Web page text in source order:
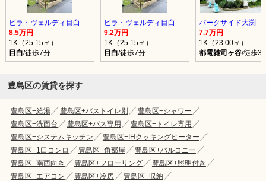
ビラ・ヴェルディ目白
8.5万円
1K（25.15㎡）
目白/徒歩7分
ビラ・ヴェルディ目白
9.2万円
1K（25.15㎡）
目白/徒歩7分
パークサイド大渕
7.7万円
1K（23.00㎡）
都電雑司ヶ谷/徒歩3
豊島区の賃貸を探す
豊島区+給湯 豊島区+バストイレ別
豊島区+シャワー
豊島区+洗面台
豊島区+バス専用
豊島区+トイレ専用
豊島区+システムキッチン
豊島区+IHクッキングヒーター
豊島区+1口コンロ
豊島区+角部屋
豊島区+バルコニー
豊島区+南西向き
豊島区+フローリング
豊島区+照明付き
豊島区+エアコン
豊島区+冷房
豊島区+収納